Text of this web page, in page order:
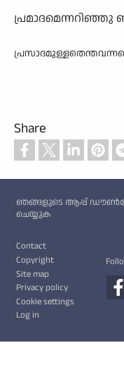
Share
ഞങ്ങളുടെ ആപ്പ്
ചെയ്യുക
Footer
Contact
Copyright
Site map
Privacy policy
Cookie settings
Log in